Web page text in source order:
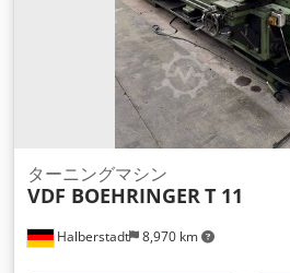
3軸デジタルディスプレイ - ガイドウ
マイクロメーターベッドストップ -
モーター - クイックチェンジホルダ
のインサート - テールストックムー
ラッチ - 電磁ブレーキ - X軸とZ軸の
メンス/シュナイダーなどの高品質ブ
装置 - ハンドポンプによるガイドウ
- 2本の固定センターパンチ - CE規格
シガラス窓付き旋盤用チャックガー
ド。全長にわたる背面スプラッシュガ
Halberstadt 8,970 km
ターニングマシン
VDF BOEHRINGERT 11